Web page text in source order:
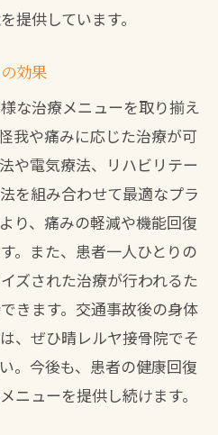
提供しています。
効果
な治療メニューを取り揃え
我や痛みに応じた治療が可
や電気療法、リハビリテー
を組み合わせて最適なプラ
り、痛みの軽減や機能回復
。また、患者一人ひとりの
ズされた治療が行われるた
きます。交通事故後の身体
、ぜひ晴レルヤ接骨院でそ
。今後も、患者の健康回復
ニューを提供し続けます。